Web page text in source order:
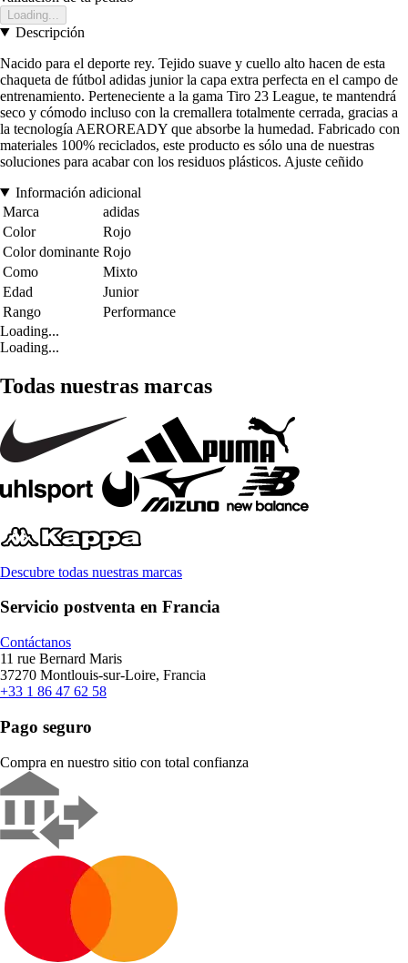
Loading...
Descripción
Nacido para el deporte rey. Tejido suave y cuello alto hacen de esta
chaqueta de fútbol adidas junior la capa extra perfecta en el campo de
entrenamiento. Perteneciente a la gama Tiro 23 League, te mantendrá
seco y cómodo incluso con la cremallera totalmente cerrada, gracias a
la tecnología AEROREADY que absorbe la humedad. Fabricado con
materiales 100% reciclados, este producto es sólo una de nuestras
soluciones para acabar con los residuos plásticos. Ajuste ceñido
Información adicional
Marca
adidas
Color
Rojo
Color dominante Rojo
Como
Mixto
Edad
Junior
Rango
Performance
Loading...
Loading...
Todas nuestras marcas
Descubre todas nuestras marcas
Servicio postventa en Francia
Contáctanos
11 rue Bernard Maris
37270 Montlouis-sur-Loire, Francia
+33 1 86 47 62 58
Pago seguro
Compra en nuestro sitio con total confianza